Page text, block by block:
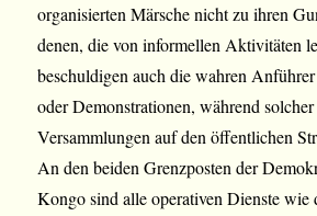
organisierten Märsche nicht zu ihren
denen, die von informellen Aktivitäten
beschuldigen auch die wahren
oder Demonstrationen, während
Versammlungen auf den öffentlichen
An den beiden Grenzposten der
Kongo sind alle operativen Dienste wie